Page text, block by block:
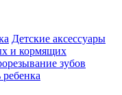
Детские аксессуары
и кормящих
зубов
ребенка